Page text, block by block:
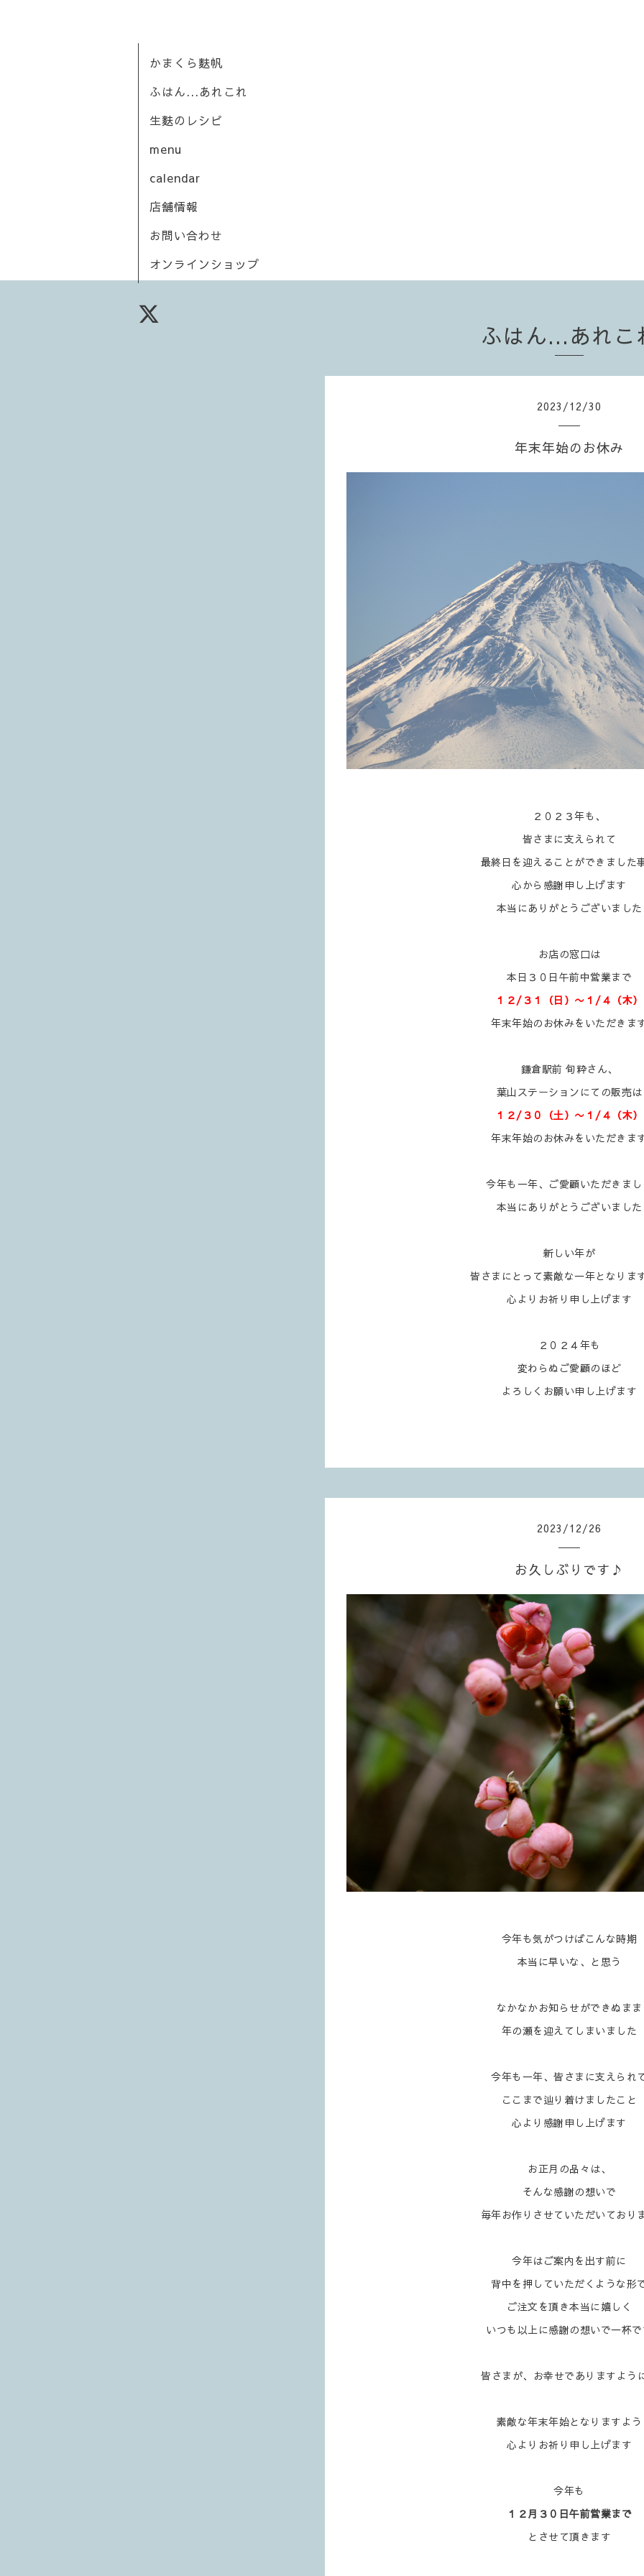
かまくら麩帆
ふはん...あれこれ
生麩のレシピ
menu
calendar
店舗情報
お問い合わせ
オンラインショップ
ふはん...あれこ
2023 /12/30
年末年始のお休み
２０２３年も、
皆さまに支えられて
最終日を迎えることができました
心から感謝申し上げます
本当にありがとうございました
お店の窓口は
本日３０日午前中営業まで
１２/３１（日）〜１/４（木）
年末年始のお休みをいただきま
鎌倉駅前 旬粋さん、
葉山ステーションにての販売は
１２/３０（土）〜１/４（木）
年末年始のお休みをいただきま
今年も一年、ご愛顧いただきま
本当にありがとうございました
新しい年が
皆さまにとって素敵な一年となりま
心よりお祈り申し上げます
２０２４年も
変わらぬご愛顧のほど
よろしくお願い申し上げます
2023 /12/26
お久しぶりです♪
今年も気がつけばこんな時期
本当に早いな、と思う
なかなかお知らせができぬまま
年の瀬を迎えてしまいました
今年も一年、皆さまに支えられ
ここまで辿り着けましたこと
心より感謝申し上げます
お正月の品々は、
そんな感謝の想いで
毎年お作りさせていただいており
今年はご案内を出す前に
背中を押していただくような形
ご注文を頂き本当に嬉しく
いつも以上に感謝の想いで一杯
皆さまが、お幸せでありますよう
素敵な年末年始となりますよう
心よりお祈り申し上げます
今年も
１２月３０日午前営業まで
とさせて頂きます